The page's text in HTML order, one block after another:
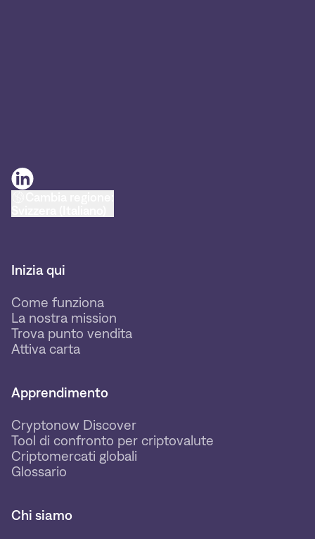
Inizia qui
Come funziona
La nostra mission
Trova punto vendita
Attiva carta
Apprendimento
Cryptonow Discover
Tool di confronto per criptovalute
Criptomercati globali
Glossario
Chi siamo